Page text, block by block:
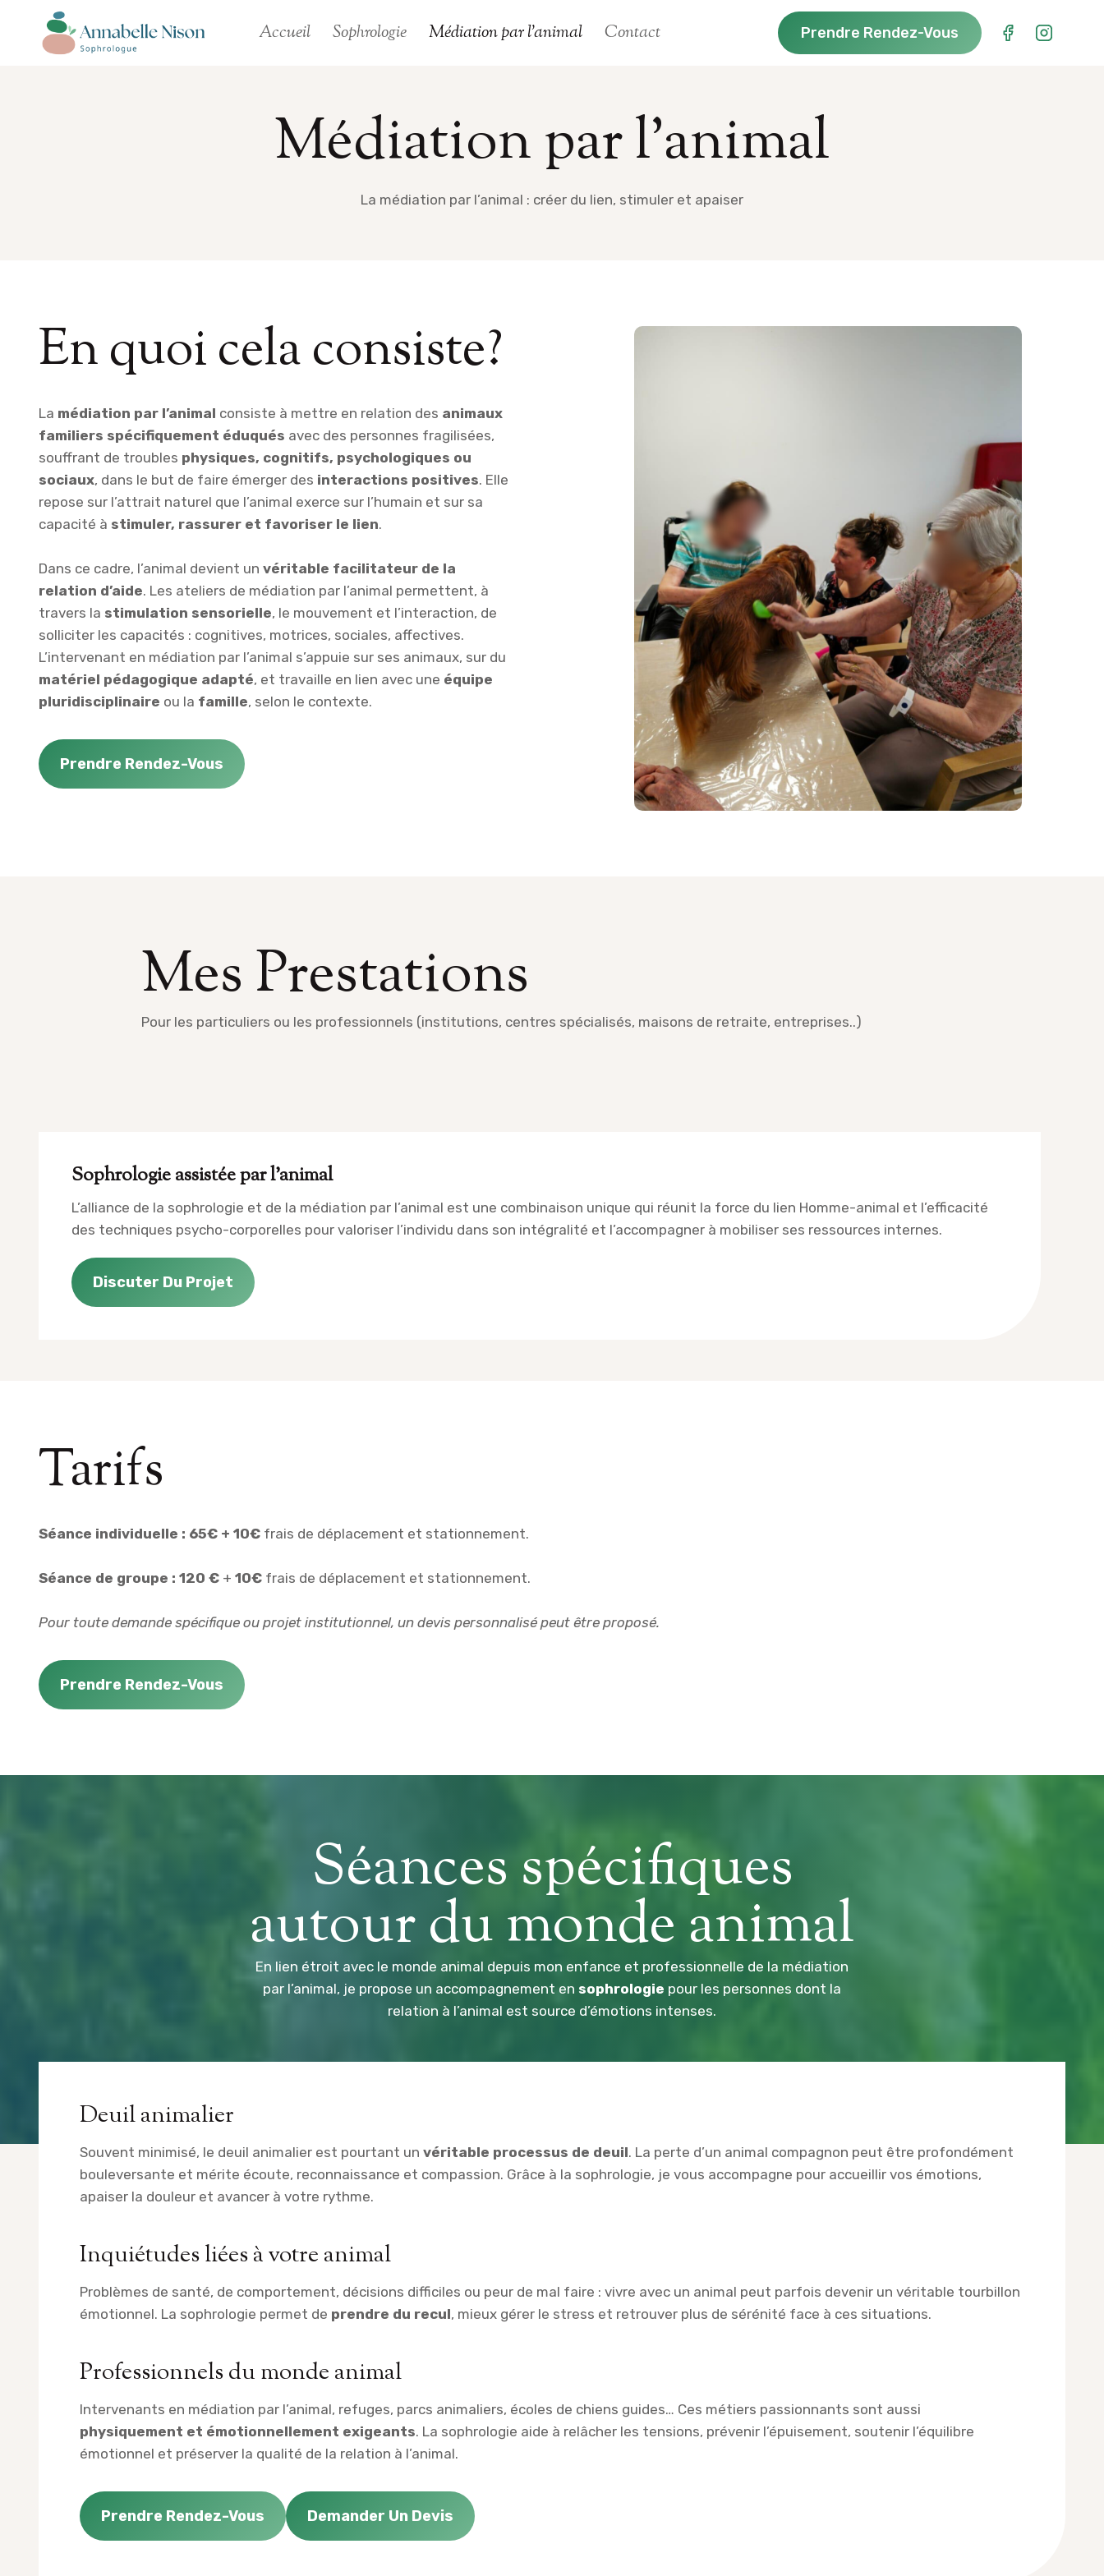
contenu
Accueil Sophrologie Médiation par l’animal Contact Prendre Rendez-Vous
Médiation par l’animal
La médiation par l’animal : créer du lien, stimuler et apaiser
En quoi cela consiste?
La médiation par l’animal consiste à mettre en relation des animaux
familiers spécifiquement éduqués avec des personnes fragilisées,
souffrant de troubles physiques, cognitifs, psychologiques ou
sociaux, dans le but de faire émerger des interactions positives. Elle
repose sur l’attrait naturel que l’animal exerce sur l’humain et sur sa
capacité à stimuler, rassurer et favoriser le lien.
Dans ce cadre, l’animal devient un véritable facilitateur de la
relation d’aide. Les ateliers de médiation par l’animal permettent, à
travers la stimulation sensorielle, le mouvement et l’interaction, de
solliciter les capacités : cognitives, motrices, sociales, affectives.
L’intervenant en médiation par l’animal s’appuie sur ses animaux, sur du
matériel pédagogique adapté, et travaille en lien avec une équipe
pluridisciplinaire ou la famille, selon le contexte.
Prendre Rendez-Vous
Mes Prestations
Pour les particuliers ou les professionnels (institutions, centres spécialisés, maisons de retraite, entreprises..)
Sophrologie assistée par l’animal
L’alliance de la sophrologie et de la médiation par l’animal est une combinaison unique qui réunit la force du lien Homme-animal et l’efficacité
des techniques psycho-corporelles pour valoriser l’individu dans son intégralité et l’accompagner à mobiliser ses ressources internes.
Discuter Du Projet
Tarifs
Séance individuelle : 65€ + 10€ frais de déplacement et stationnement.
Séance de groupe : 120 € + 10€ frais de déplacement et stationnement.
Pour toute demande spécifique ou projet institutionnel, un devis personnalisé peut être proposé.
Prendre Rendez-Vous
Séances spécifiques
autour du monde animal
En lien étroit avec le monde animal depuis mon enfance et professionnelle de la médiation
par l’animal, je propose un accompagnement en sophrologie pour les personnes dont la
relation à l’animal est source d’émotions intenses.
Deuil animalier
Souvent minimisé, le deuil animalier est pourtant un véritable processus de deuil. La perte d’un animal compagnon peut être profondément
bouleversante et mérite écoute, reconnaissance et compassion. Grâce à la sophrologie, je vous accompagne pour accueillir vos émotions,
apaiser la douleur et avancer à votre rythme.
Inquiétudes liées à votre animal
Problèmes de santé, de comportement, décisions difficiles ou peur de mal faire : vivre avec un animal peut parfois devenir un véritable tourbillon
émotionnel. La sophrologie permet de prendre du recul, mieux gérer le stress et retrouver plus de sérénité face à ces situations.
Professionnels du monde animal
Intervenants en médiation par l’animal, refuges, parcs animaliers, écoles de chiens guides… Ces métiers passionnants sont aussi
physiquement et émotionnellement exigeants. La sophrologie aide à relâcher les tensions, prévenir l’épuisement, soutenir l’équilibre
émotionnel et préserver la qualité de la relation à l’animal.
Prendre Rendez-Vous Demander Un Devis